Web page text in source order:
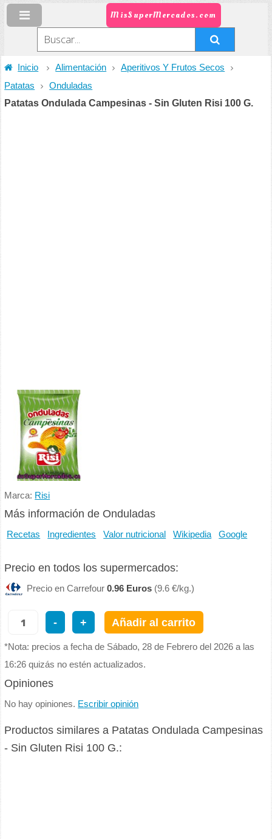
MisSuperMercados.com
Inicio Alimentación
Aperitivos Y Frutos Secos
Patatas
Onduladas
Patatas Ondulada Campesinas - Sin Gluten Risi 100 G.
Marca: Risi
Más información de Onduladas
Recetas Ingredientes Valor nutricional Wikipedia Google
Precio en todos los supermercados:
Precio en Carrefour0.96 Euros (9.6 €/kg.)
- + Añadir al carrito
*Nota: precios a fecha de Sábado, 28 de Febrero del 2026 a las
16:26 quizás no estén actualizados.
Opiniones
No hay opiniones. Escribir opinión
Productos similares a Patatas Ondulada Campesinas
- Sin Gluten Risi 100 G.: